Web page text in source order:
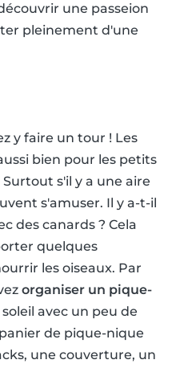
une passeion
pleinement d'une
y faire un tour ! Les
bien pour les petits
s'il y a une aire
s'amuser. Il y a-t-il
des canards ? Cela
quelques
les oiseaux. Par
organiser un pique-
soleil avec un peu de
de pique-nique
une couverture, un